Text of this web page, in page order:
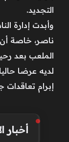
التجديد.
وأبدت إدارة
ناصر، خاصة
الملعب بعد
لديه عرضا
إبرام تعاقدات
أخبار